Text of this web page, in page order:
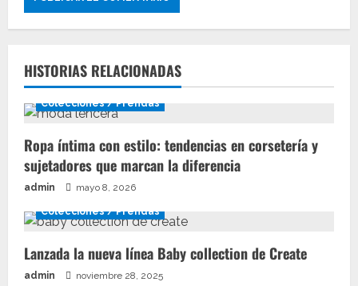
HISTORIAS RELACIONADAS
Colecciones / Prendas
Ropa íntima con estilo: tendencias en corsetería y
sujetadores que marcan la diferencia
admin mayo 8, 2026
Colecciones / Prendas
Lanzada la nueva línea Baby collection de Create
admin noviembre 28, 2025